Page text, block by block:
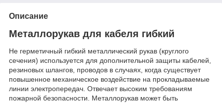
Описание
Металлорукав для кабеля гибкий
Не герметичный гибкий металлический рукав (круглого
сечения) используется для дополнительной защиты кабелей,
резиновых шлангов, проводов в случаях, когда существует
повышенное механическое воздействие на прокладываемые
линии электропередач. Отвечает высоким требованиям
пожарной безопасности. Металлорукав может быть